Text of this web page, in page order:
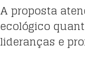
A proposta
ecológico
lideranças e